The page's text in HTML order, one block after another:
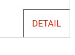
DETAIL